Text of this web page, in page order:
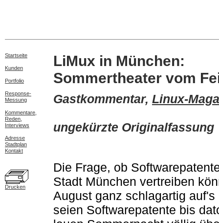
Startseite
Kunden
Portfolio
Response-
Messung
Kommentare,
Reden,
Interviews
Adresse
Stadtplan
Kontakt
Drucken
LiMux in München:
Sommertheater vom
Gastkommentar, Linux-
ungekürzte Originalfassung
Die Frage, ob
Stadt München vertreiben
August ganz schlagartig
seien Softwarepatente bis